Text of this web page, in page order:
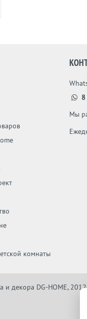
комнаты
Мы
и декора DG-HOME,